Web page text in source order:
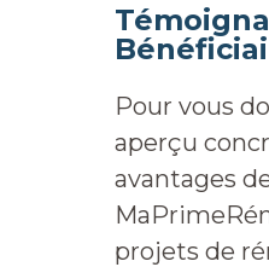
Pour vous
aperçu
avantages
projets de